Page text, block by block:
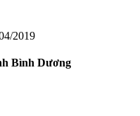
2019
Bình Dương